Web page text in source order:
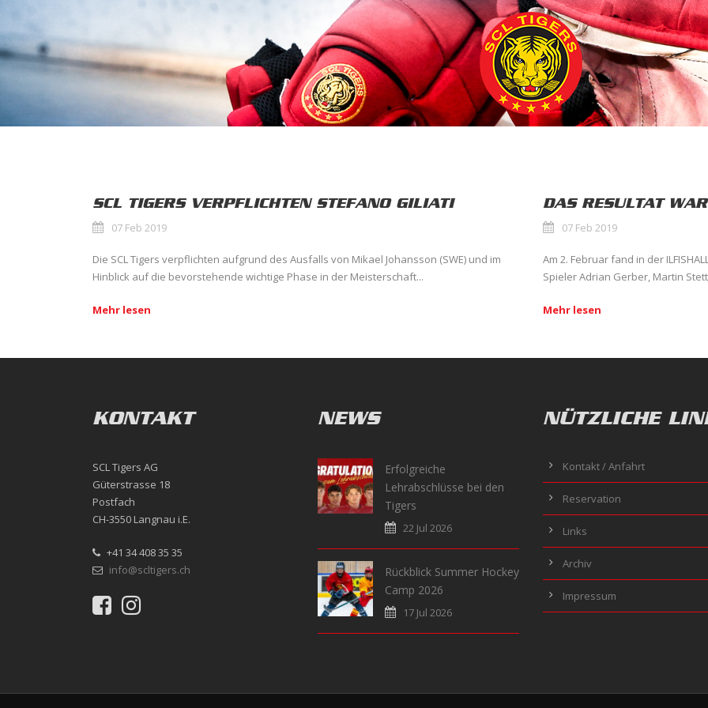
SCL TIGERS VERPFLICHTEN STEFANO GILIATI
07 Feb 2019
Die SCL Tigers verpflichten aufgrund des Ausfalls von Mikael Johansson (SWE) und im
Hinblick auf die bevorstehende wichtige Phase in der Meisterschaft...
Mehr lesen
DAS RESULTAT
07 Feb 2019
Am 2. Februar fand in der
Spieler Adrian Gerber, Martin
Mehr lesen
KONTAKT
SCL Tigers AG
Güterstrasse 18
Postfach
CH-3550 Langnau i.E.
+41 34 408 35 35
info@scltigers.ch
NEWS
Erfolgreiche
Lehrabschlüsse bei den
Tigers
22 Jul 2026
Rückblick Summer Hockey
Camp 2026
17 Jul 2026
NÜTZLICHE
Kontakt / Anfahrt
Reservation
Links
Archiv
Impressum